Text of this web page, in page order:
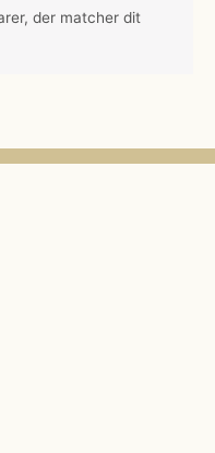
der matcher dit